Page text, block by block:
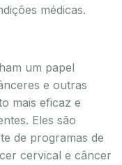
médicas.
um papel
e outras
mais eficaz e
Eles são
de programas de
cervical e câncer